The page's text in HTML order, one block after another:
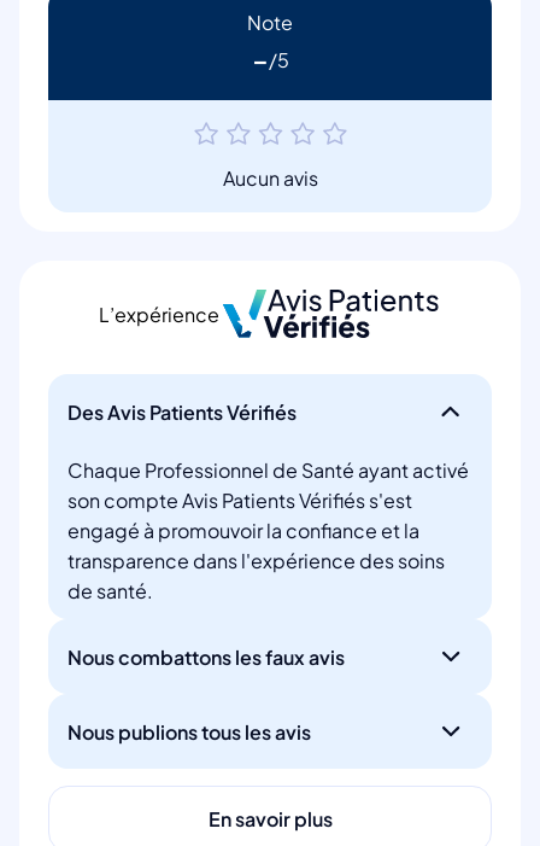
Note
-
Aucun avis
L’expérience
Des Avis Patients Vérifiés
Chaque Professionnel de Santé ayant activé
son compte Avis Patients Vérifiés s'est
engagé à promouvoir la confiance et la
transparence dans l'expérience des soins
de santé.
Nous combattons les faux avis
Nous publions tous les avis
En savoir plus